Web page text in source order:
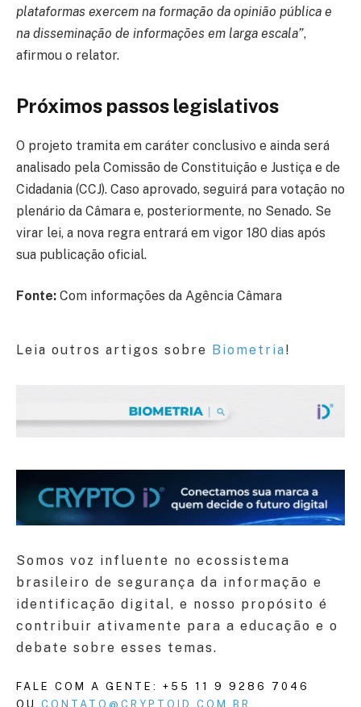
plataformas exercem na formação da opinião pública e
na disseminação de informações em larga escala”,
afirmou o relator.
Próximos passos legislativos
O projeto tramita em caráter conclusivo e ainda será
analisado pela Comissão de Constituição e Justiça e de
Cidadania (CCJ). Caso aprovado, seguirá para votação no
plenário da Câmara e, posteriormente, no Senado. Se
virar lei, a nova regra entrará em vigor 180 dias após
sua publicação oficial.
Fonte: Com informações da Agência Câmara
Leia outros artigos sobre Biometria!
Somos voz influente no ecossistema
brasileiro de segurança da informação e
identificação digital, e nosso propósito é
contribuir ativamente para a educação e o
debate sobre esses temas.
FALE COM A GENTE: +55 11 9 9286 7046
OU CONTATO@CRYPTOID.COM.BR